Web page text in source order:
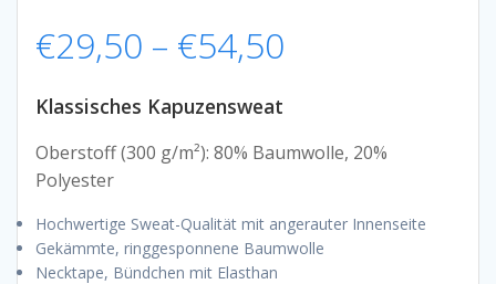
€29,50 – €54,50
bis
€54,50
Klassisches Kapuzensweat
Oberstoff (300 g/m²): 80% Baumwolle, 20%
Polyester
Hochwertige Sweat-Qualität mit angerauter Innenseite
Gekämmte, ringgesponnene Baumwolle
Necktape, Bündchen mit Elasthan